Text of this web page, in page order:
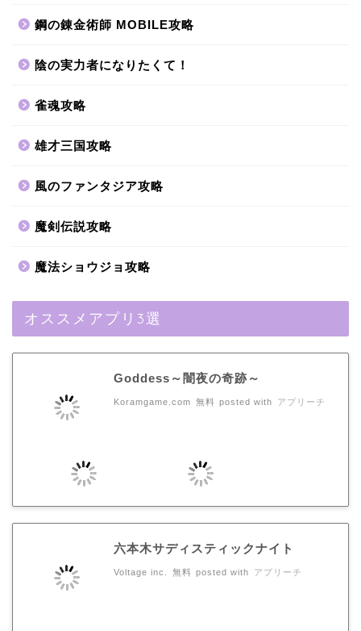
鋼の錬金術師 MOBILE攻略
陰の実力者になりたくて！
雀魂攻略
雄才三国攻略
風のファンタジア攻略
魔剣伝説攻略
魔法ショウジョ攻略
オススメアプリ3選
Goddess～闇夜の奇跡～
Koramgame.com 無料 posted with アプリーチ
六本木サディスティックナイト
Voltage inc. 無料 posted with アプリーチ